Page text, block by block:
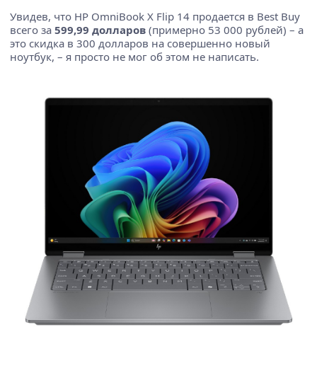
Увидев, что HP OmniBook X Flip 14 продается в Best Buy
всего за 599,99 долларов (примерно 53 000 рублей) – а
это скидка в 300 долларов на совершенно новый
ноутбук, – я просто не мог об этом не написать.